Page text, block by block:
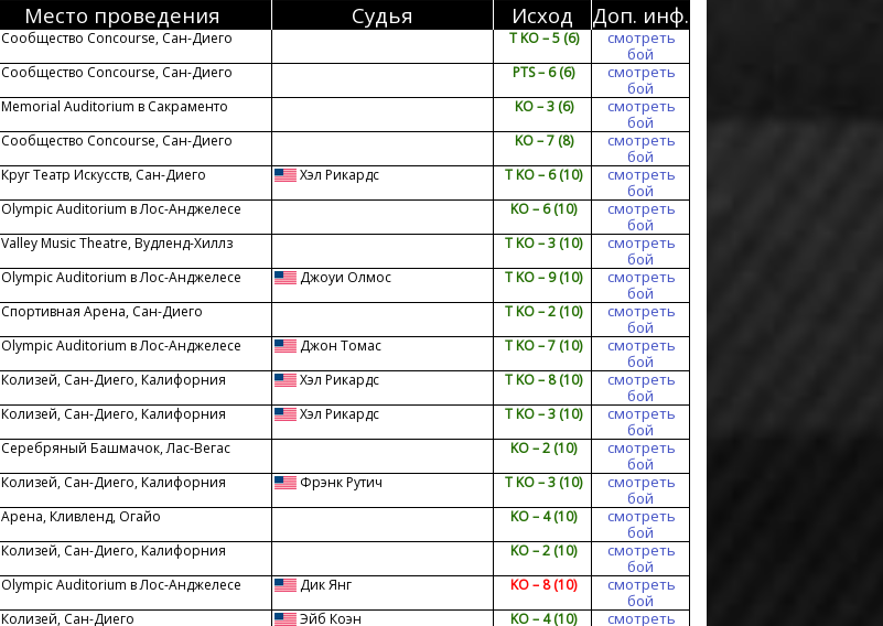
Место проведения Судья Исход Доп. инф.
Сообщество Concourse, Сан-Диего T KO – 5 (6)
смотреть
бой
Сообщество Concourse, Сан-Диего PTS – 6 (6)
смотреть
бой
Memorial Auditorium в Сакраменто KO – 3 (6)
смотреть
бой
Сообщество Concourse, Сан-Диего KO – 7 (8)
смотреть
бой
Круг Театр Искусств, Сан-Диего Хэл Рикардс T KO – 6 (10)
смотреть
бой
Olympic Auditorium в Лос-Анджелесе KO – 6 (10)
смотреть
бой
Valley Music Theatre, Вудленд-Хиллз T KO – 3 (10)
смотреть
бой
Olympic Auditorium в Лос-Анджелесе Джоуи Олмос T KO – 9 (10)
смотреть
бой
Спортивная Арена, Сан-Диего T KO – 2 (10)
смотреть
бой
Olympic Auditorium в Лос-Анджелесе Джон Томас T KO – 7 (10)
смотреть
бой
Колизей, Сан-Диего, Калифорния Хэл Рикардс T KO – 8 (10)
смотреть
бой
Колизей, Сан-Диего, Калифорния Хэл Рикардс T KO – 3 (10)
смотреть
бой
Серебряный Башмачок, Лас-Вегас KO – 2 (10)
смотреть
бой
Колизей, Сан-Диего, Калифорния Фрэнк Рутич T KO – 3 (10)
смотреть
бой
Арена, Кливленд, Огайо KO – 4 (10)
смотреть
бой
Колизей, Сан-Диего, Калифорния KO – 2 (10)
смотреть
бой
Olympic Auditorium в Лос-Анджелесе Дик Янг KO – 8 (10)
смотреть
бой
Колизей, Сан-Диего Эйб Коэн KO – 4 (10)
смотреть